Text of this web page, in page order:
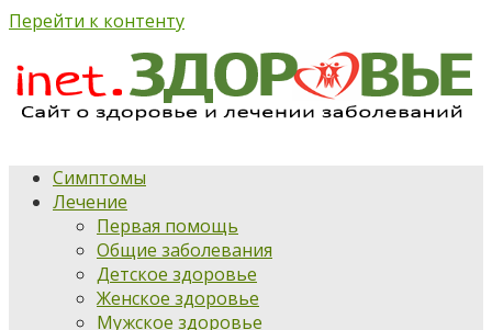
Перейти к контенту
Симптомы
Лечение
Первая помощь
Общие заболевания
Детское здоровье
Женское здоровье
Мужское здоровье